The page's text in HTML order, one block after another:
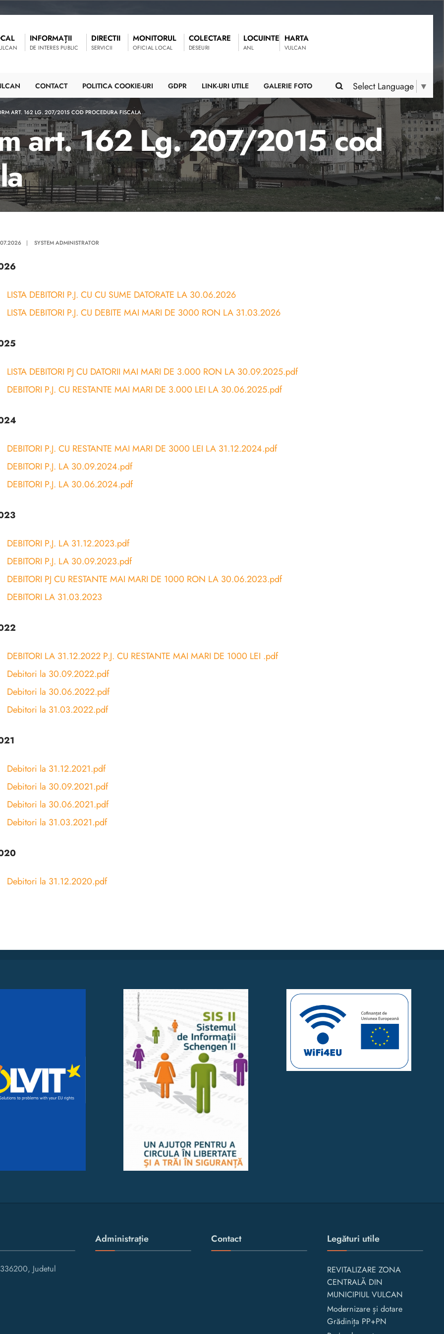
INFORMAȚII
DE INTERES PUBLIC
DIRECTII
SERVICII
MONITORUL
OFICIAL LOCAL
COLECTARE
DESEURI
LOCUINTE
ANL
HARTA
VULCAN
Select Language ▼
CONTACT POLITICA COOKIE-URI GDPR LINK-URI UTILE GALERIE FOTO
ART. 162 LG. 207/2015 COD PROCEDURA FISCALA
art. 162 Lg. 207/2015 cod
| SYSTEM ADMINISTRATOR
LISTA DEBITORI P.J. CU CU SUME DATORATE LA 30.06.2026
LISTA DEBITORI P.J. CU DEBITE MAI MARI DE 3000 RON LA 31.03.2026
LISTA DEBITORI PJ CU DATORII MAI MARI DE 3.000 RON LA 30.09.2025.pdf
DEBITORI P.J. CU RESTANTE MAI MARI DE 3.000 LEI LA 30.06.2025.pdf
DEBITORI P.J. CU RESTANTE MAI MARI DE 3000 LEI LA 31.12.2024.pdf
DEBITORI P.J. LA 30.09.2024.pdf
DEBITORI P.J. LA 30.06.2024.pdf
DEBITORI P.J. LA 31.12.2023.pdf
DEBITORI P.J. LA 30.09.2023.pdf
DEBITORI PJ CU RESTANTE MAI MARI DE 1000 RON LA 30.06.2023.pdf
DEBITORI LA 31.03.2023
DEBITORI LA 31.12.2022 P.J. CU RESTANTE MAI MARI DE 1000 LEI .pdf
Debitori la 30.09.2022.pdf
Debitori la 30.06.2022.pdf
Debitori la 31.03.2022.pdf
Debitori la 31.12.2021.pdf
Debitori la 30.09.2021.pdf
Debitori la 30.06.2021.pdf
Debitori la 31.03.2021.pdf
Debitori la 31.12.2020.pdf
Judetul
Administrație Contact Legături utile
REVITALIZARE ZONA
CENTRALĂ DIN
MUNICIPIUL VULCAN
Modernizare și dotare
Grădinița PP+PN